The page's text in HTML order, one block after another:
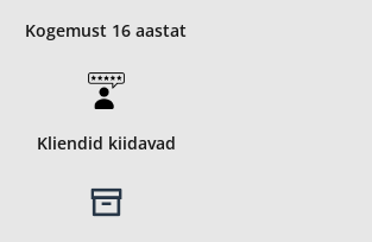
Kogemust 16 aastat
Kliendid kiidavad